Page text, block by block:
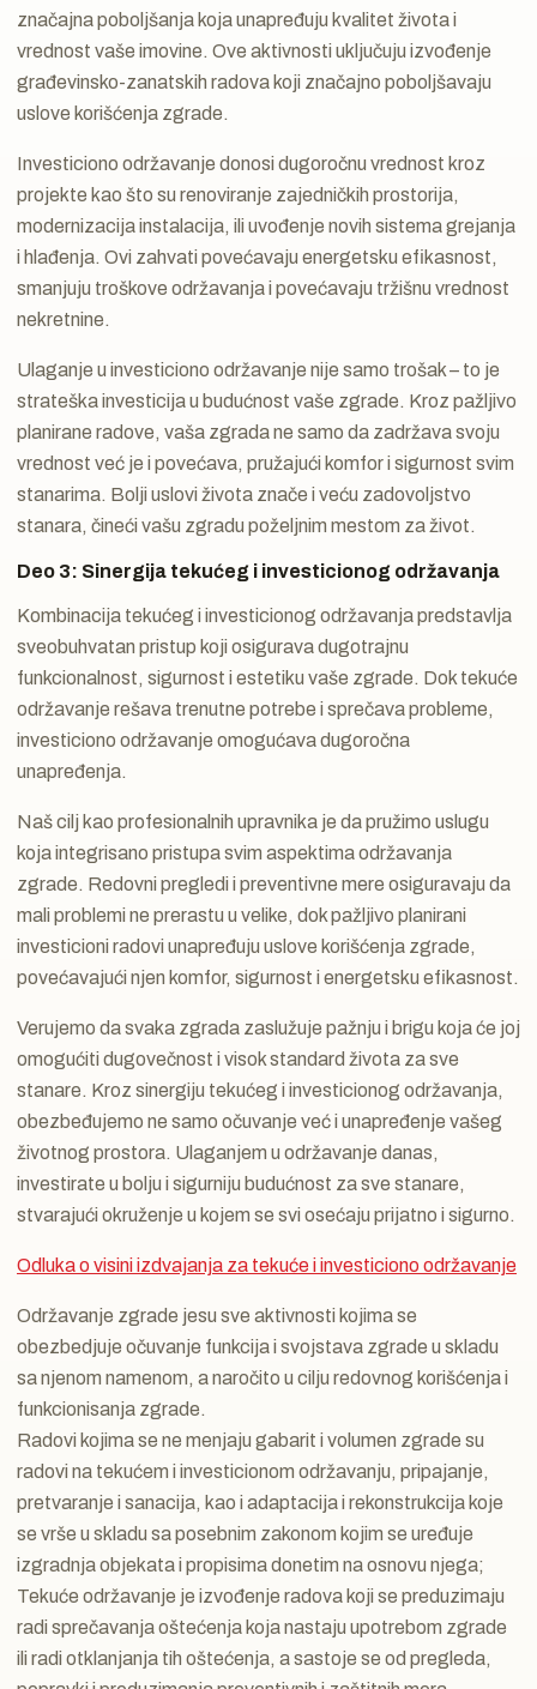
značajna poboljšanja koja unapređuju kvalitet života i
vrednost vaše imovine. Ove aktivnosti uključuju izvođenje
građevinsko-zanatskih radova koji značajno poboljšavaju
uslove korišćenja zgrade.
Investiciono održavanje donosi dugoročnu vrednost kroz
projekte kao što su renoviranje zajedničkih prostorija,
modernizacija instalacija, ili uvođenje novih sistema grejanja
i hlađenja. Ovi zahvati povećavaju energetsku efikasnost,
smanjuju troškove održavanja i povećavaju tržišnu vrednost
nekretnine.
Ulaganje u investiciono održavanje nije samo trošak – to je
strateška investicija u budućnost vaše zgrade. Kroz pažljivo
planirane radove, vaša zgrada ne samo da zadržava svoju
vrednost već je i povećava, pružajući komfor i sigurnost svim
stanarima. Bolji uslovi života znače i veću zadovoljstvo
stanara, čineći vašu zgradu poželjnim mestom za život.
Deo 3: Sinergija tekućeg i investicionog održavanja
Kombinacija tekućeg i investicionog održavanja predstavlja
sveobuhvatan pristup koji osigurava dugotrajnu
funkcionalnost, sigurnost i estetiku vaše zgrade. Dok tekuće
održavanje rešava trenutne potrebe i sprečava probleme,
investiciono održavanje omogućava dugoročna
unapređenja.
Naš cilj kao profesionalnih upravnika je da pružimo uslugu
koja integrisano pristupa svim aspektima održavanja
zgrade. Redovni pregledi i preventivne mere osiguravaju da
mali problemi ne prerastu u velike, dok pažljivo planirani
investicioni radovi unapređuju uslove korišćenja zgrade,
povećavajući njen komfor, sigurnost i energetsku efikasnost.
Verujemo da svaka zgrada zaslužuje pažnju i brigu koja će joj
omogućiti dugovečnost i visok standard života za sve
stanare. Kroz sinergiju tekućeg i investicionog održavanja,
obezbeđujemo ne samo očuvanje već i unapređenje vašeg
životnog prostora. Ulaganjem u održavanje danas,
investirate u bolju i sigurniju budućnost za sve stanare,
stvarajući okruženje u kojem se svi osećaju prijatno i sigurno.
Odluka o visini izdvajanja za tekuće i investiciono održavanje
Održavanje zgrade jesu sve aktivnosti kojima se
obezbedjuje očuvanje funkcija i svojstava zgrade u skladu
sa njenom namenom, a naročito u cilju redovnog korišćenja i
funkcionisanja zgrade.
Radovi kojima se ne menjaju gabarit i volumen zgrade su
radovi na tekućem i investicionom održavanju, pripajanje,
pretvaranje i sanacija, kao i adaptacija i rekonstrukcija koje
se vrše u skladu sa posebnim zakonom kojim se uređuje
izgradnja objekata i propisima donetim na osnovu njega;
Tekuće održavanje je izvođenje radova koji se preduzimaju
radi sprečavanja oštećenja koja nastaju upotrebom zgrade
ili radi otklanjanja tih oštećenja, a sastoje se od pregleda,